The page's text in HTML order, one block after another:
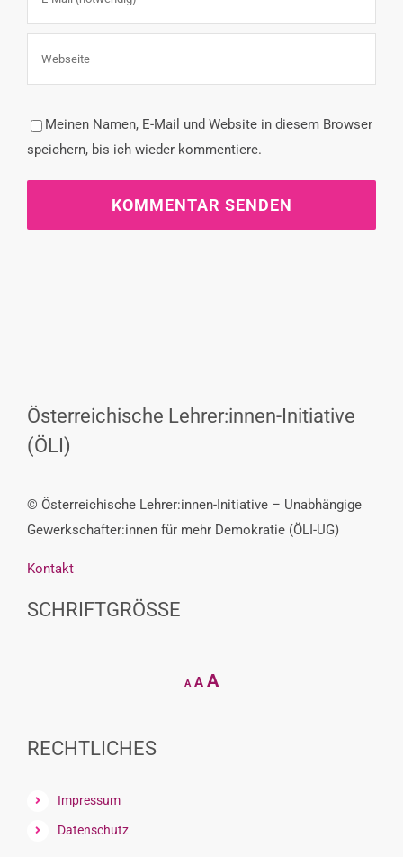
Meinen Namen, E-Mail und Website in diesem Browser
speichern, bis ich wieder kommentiere.
Österreichische Lehrer:innen-Initiative
(ÖLI)
© Österreichische Lehrer:innen-Initiative – Unabhängige
Gewerkschafter:innen für mehr Demokratie (ÖLI-UG)
Kontakt
SCHRIFTGRÖSSE
A
Decrease
font
A Reset
AIncrease
RECHTLICHES
Impressum
Datenschutz